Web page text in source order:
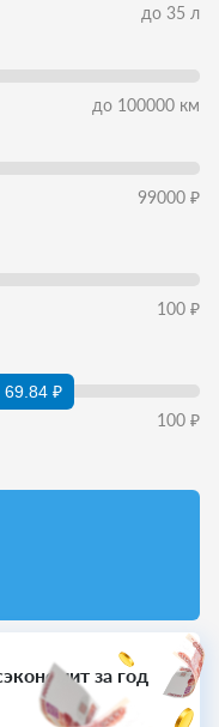
до 35 л
до 100000 км
99000 ₽
100 ₽
69.84 ₽
100 ₽
за год